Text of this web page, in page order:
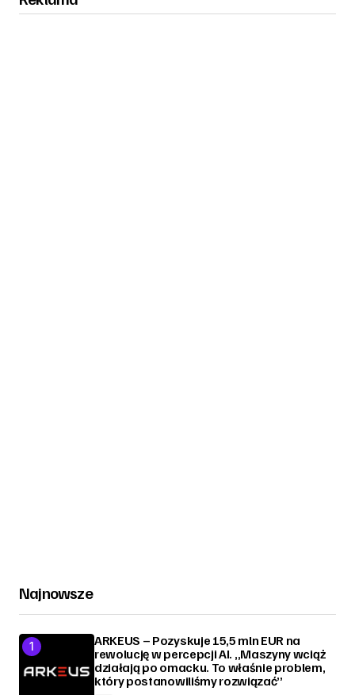
Najnowsze
ARKEUS – Pozyskuje 15,5 mln EUR na
rewolucję w percepcji AI. „Maszyny wciąż
działają po omacku. To właśnie problem,
który postanowiliśmy rozwiązać”